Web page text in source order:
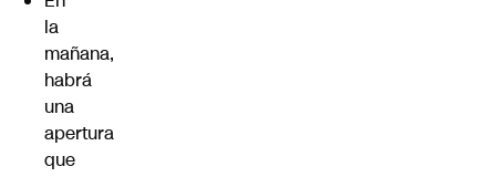
la
mañana,
habrá
una
apertura
que